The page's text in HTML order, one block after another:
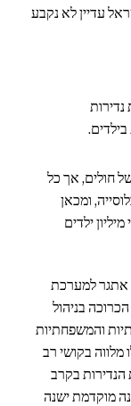
עדיין לא נקבע
נדירות
אך כל
6-8% מהאוכלוסייה, ומכאן
ילדים
למערכת
בניהול
והמשפחתיות
בקושי רב
בקרב
מוקדמת ישנה